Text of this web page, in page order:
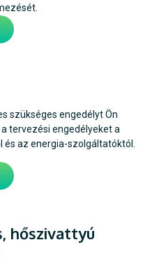
szükséges engedélyt Ön
tervezési engedélyeket a
és az energia-szolgáltatóktól.
hőszivattyú